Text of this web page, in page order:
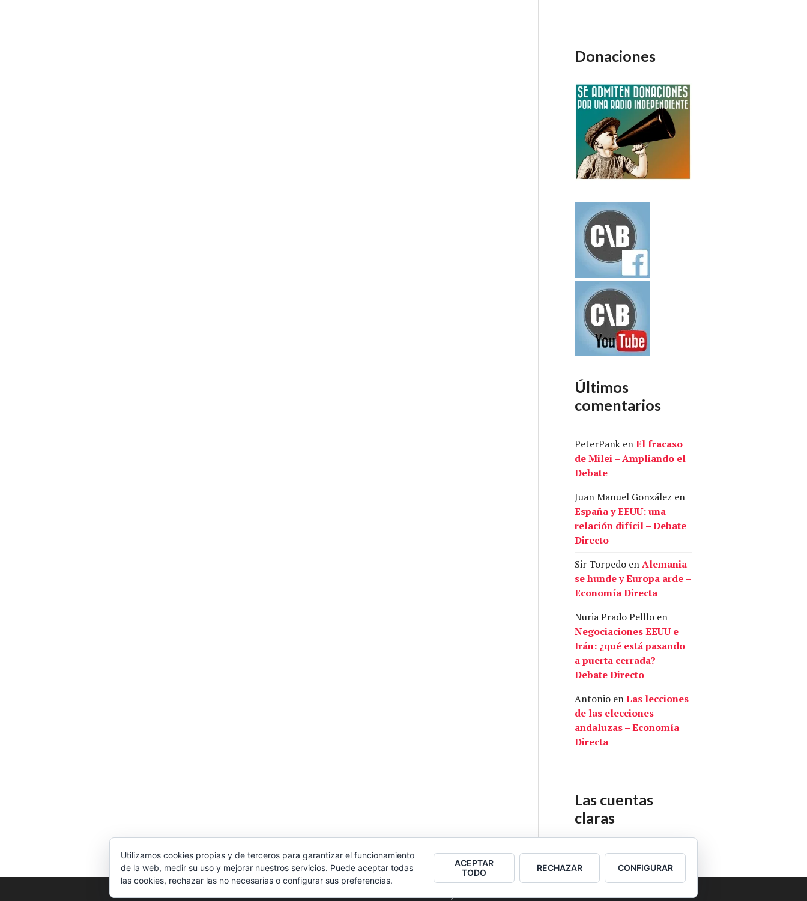
Donaciones
Últimos
comentarios
PeterPank enEl fracaso
de Milei – Ampliando el
Debate
Juan Manuel González en
España y EEUU: una
relación difícil – Debate
Directo
Sir Torpedo enAlemania
se hunde y Europa arde –
Economía Directa
Nuria Prado Pelllo en
Negociaciones EEUU e
Irán: ¿qué está pasando
a puerta cerrada? –
Debate Directo
Antonio enLas lecciones
de las elecciones
andaluzas – Economía
Directa
Las cuentas
claras
Nuestras cuentas
2026 Colectivo Burbuja
Utilizamos cookies propias y de terceros para garantizar el funcionamiento
de la web, medir su uso y mejorar nuestros servicios. Puede aceptar todas
las cookies, rechazar las no necesarias o configurar sus preferencias.
ACEPTAR
TODO
RECHAZAR CONFIGURAR